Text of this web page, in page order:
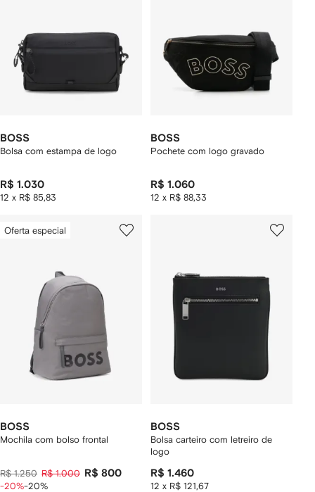
BOSS
Bolsa com estampa de logo
R$ 1.030
12 x R$ 85,83
BOSS
Pochete com logo gravado
R$ 1.060
12 x R$ 88,33
Oferta especial
BOSS
Mochila com bolso frontal
R$ 1.250 R$ 1.000 R$ 800
-20%-20%
BOSS
Bolsa carteiro com letreiro de
logo
R$ 1.460
12 x R$ 121,67